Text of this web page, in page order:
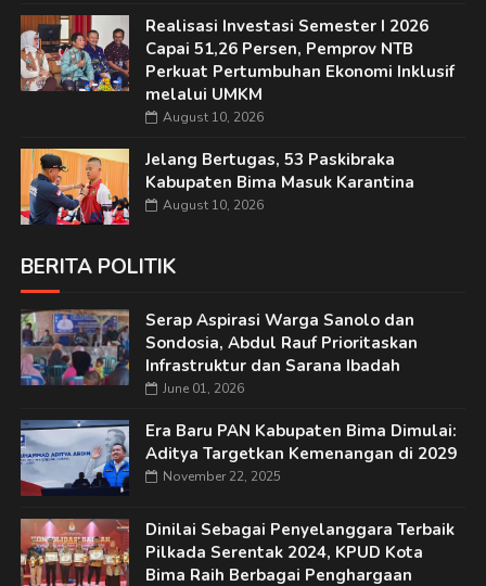
Realisasi Investasi Semester I 2026
Capai 51,26 Persen, Pemprov NTB
Perkuat Pertumbuhan Ekonomi Inklusif
melalui UMKM
August 10, 2026
Jelang Bertugas, 53 Paskibraka
Kabupaten Bima Masuk Karantina
August 10, 2026
BERITA POLITIK
Serap Aspirasi Warga Sanolo dan
Sondosia, Abdul Rauf Prioritaskan
Infrastruktur dan Sarana Ibadah
June 01, 2026
Era Baru PAN Kabupaten Bima Dimulai:
Aditya Targetkan Kemenangan di 2029
November 22, 2025
Dinilai Sebagai Penyelanggara Terbaik
Pilkada Serentak 2024, KPUD Kota
Bima Raih Berbagai Penghargaan